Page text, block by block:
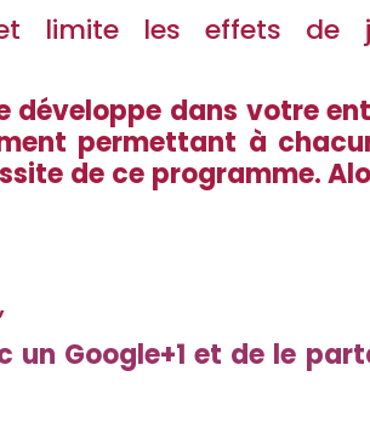
limite les effets de
développe dans votre
permettant à
de ce programme.
Google+1 et de le